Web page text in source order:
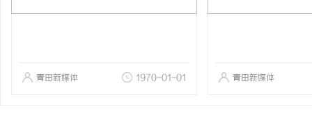
青田新媒体 1970-01-01 青田新媒体